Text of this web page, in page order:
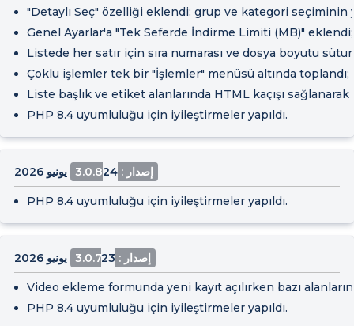
"Detaylı Seç" özelliği eklendi: grup ve kategori
Genel Ayarlar'a "Tek Seferde İndirme Limiti (MB)"
Listede her satır için sıra numarası ve dosya boyutu
Çoklu işlemler tek bir "İşlemler" menüsü altında
Liste başlık ve etiket alanlarında HTML kaçışı
PHP 8.4 uyumluluğu için iyileştirmeler yapıldı.
إصدار : 3.0.8 24 يونيو 2026
PHP 8.4 uyumluluğu için iyileştirmeler yapıldı.
إصدار : 3.0.7 23 يونيو 2026
Video ekleme formunda yeni kayıt açılırken bazı
PHP 8.4 uyumluluğu için iyileştirmeler yapıldı.